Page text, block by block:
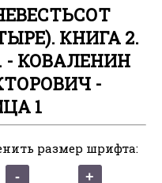
КНИГА 2.
- КОВАЛЕНИН
-
1
размер шрифта: